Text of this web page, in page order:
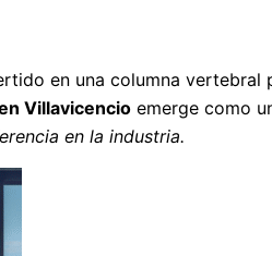
en una columna vertebral
Villavicencio emerge como
en la industria.